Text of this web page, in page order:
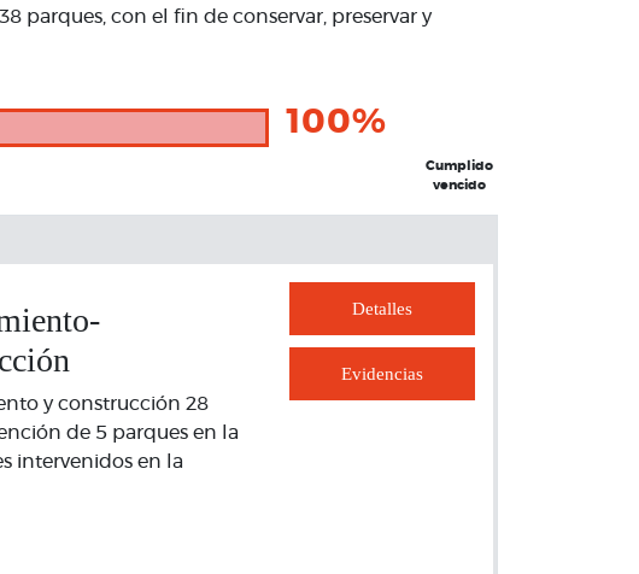
parques, con el fin de conservar, preservar y
100%
Cumplido
vencido
y construcción 28
de 5 parques en la
intervenidos en la
Detalles
Evidencias